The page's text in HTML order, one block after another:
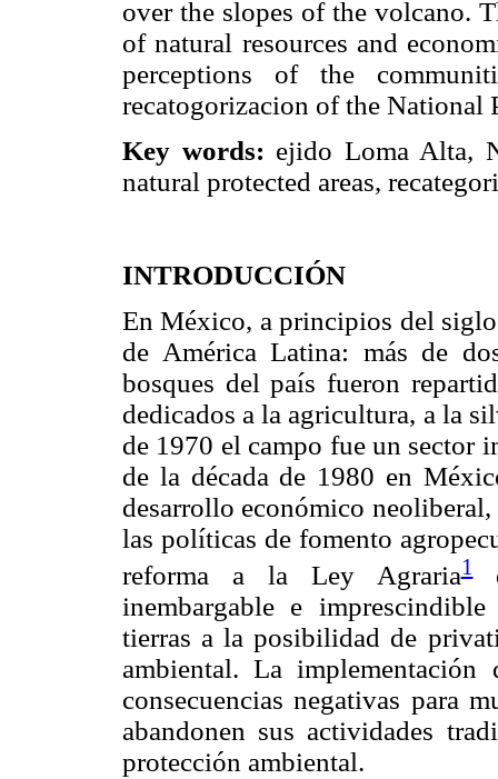
over the slopes of the volcano.
of natural resources and
perceptions of the
recatogorizacion of the National
Key words: ejido Loma Alta,
natural protected areas,
INTRODUCCIÓN
En México, a principios del
de América Latina: más de
bosques del país fueron
dedicados a la agricultura, a la
de 1970 el campo fue un sector
de la década de 1980 en
desarrollo económico
las políticas de fomento
reforma a la Ley Agraria1
inembargable e
tierras a la posibilidad de
ambiental. La
consecuencias negativas para
abandonen sus actividades
protección ambiental.